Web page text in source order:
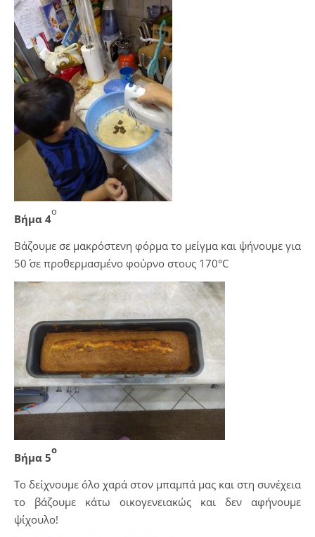
Βήμα 4
ο
Βάζουμε σε μακρόστενη φόρμα το μείγμα και ψήνουμε για
50΄ σε προθερμασμένο φούρνο στους 170°C
Βήμα 5
ο
Το δείχνουμε όλο χαρά στον μπαμπά μας και στη συνέχεια
το βάζουμε κάτω οικογενειακώς και δεν αφήνουμε
ψίχουλο!